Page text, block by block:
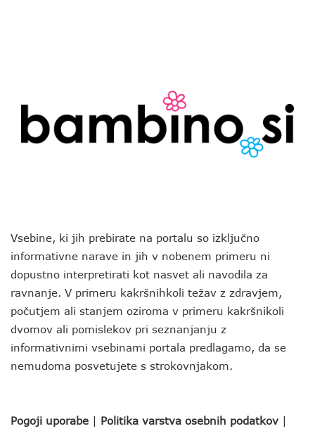
Vsebine, ki jih prebirate na portalu so izključno
informativne narave in jih v nobenem primeru ni
dopustno interpretirati kot nasvet ali navodila za
ravnanje. V primeru kakršnihkoli težav z zdravjem,
počutjem ali stanjem oziroma v primeru kakršnikoli
dvomov ali pomislekov pri seznanjanju z
informativnimi vsebinami portala predlagamo, da se
nemudoma posvetujete s strokovnjakom.
Pogoji uporabe | Politika varstva osebnih podatkov |